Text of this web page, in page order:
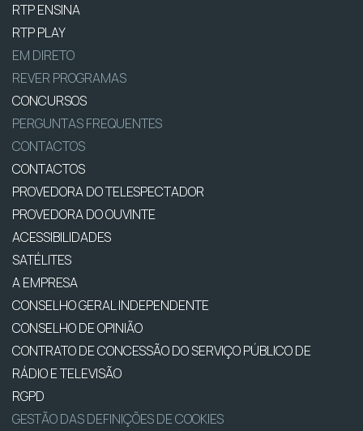
RTP ENSINA
RTP PLAY
EM DIRETO
REVER PROGRAMAS
CONCURSOS
PERGUNTAS FREQUENTES
CONTACTOS
CONTACTOS
PROVEDORA DO TELESPECTADOR
PROVEDORA DO OUVINTE
ACESSIBILIDADES
SATÉLITES
A EMPRESA
CONSELHO GERAL INDEPENDENTE
CONSELHO DE OPINIÃO
CONTRATO DE CONCESSÃO DO SERVIÇO PÚBLICO DE
RÁDIO E TELEVISÃO
RGPD
GESTÃO DAS DEFINIÇÕES DE COOKIES